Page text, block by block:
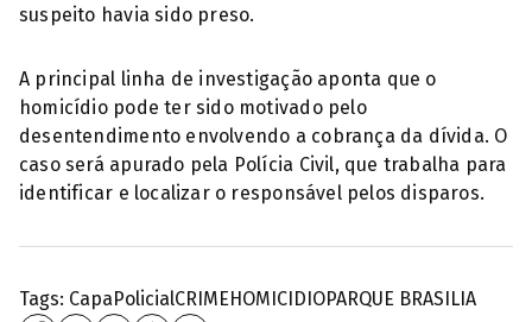
suspeito havia sido preso.
A principal linha de investigação aponta que o
homicídio pode ter sido motivado pelo
desentendimento envolvendo a cobrança da dívida. O
caso será apurado pela Polícia Civil, que trabalha para
identificar e localizar o responsável pelos disparos.
Tags: Capa PolicialCRIMEHOMICIDIOPARQUE BRASILIA